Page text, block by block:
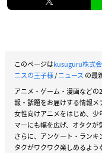
このページはkusuguru株式
ニスの王子様/ニュース の最
アニメ・ゲーム・漫画など
報・話題をお届けする情報メ
女性向けアニメをはじめ、
マーにも幅を広げ、オタクが
さらに、アンケート・ラン
タクがワクワク楽しめるよう